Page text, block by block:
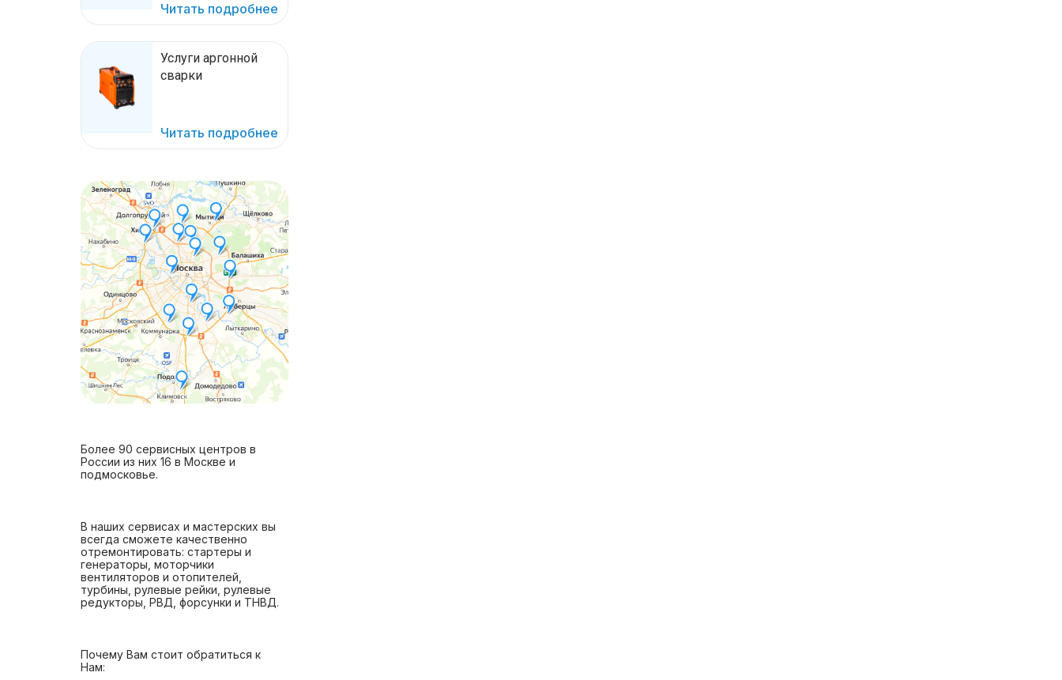
Читать подробнее
Услуги аргонной
сварки
Читать подробнее
Более 90 сервисных центров в
России из них 16 в Москве и
подмосковье.
В наших сервисах и мастерских вы
всегда сможете качественно
отремонтировать: стартеры и
генераторы, моторчики
вентиляторов и отопителей,
турбины, рулевые рейки, рулевые
редукторы, РВД, форсунки и ТНВД.
Почему Вам стоит обратиться к
Нам: